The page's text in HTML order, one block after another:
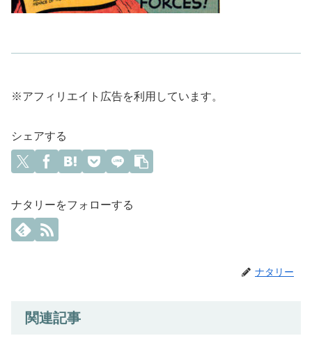
※アフィリエイト広告を利用しています。
シェアする
ナタリーをフォローする
ナタリー
関連記事